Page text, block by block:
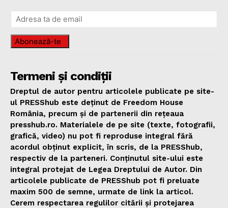
Abonează-te
Termeni și condiții
Dreptul de autor pentru articolele publicate pe site-
ul PRESShub este deținut de Freedom House
România, precum și de partenerii din rețeaua
presshub.ro. Materialele de pe site (texte, fotografii,
grafică, video) nu pot fi reproduse integral fără
acordul obținut explicit, în scris, de la PRESShub,
respectiv de la parteneri. Conținutul site-ului este
integral protejat de Legea Dreptului de Autor. Din
articolele publicate de PRESShub pot fi preluate
maxim 500 de semne, urmate de link la articol.
Cerem respectarea regulilor citării și protejarea